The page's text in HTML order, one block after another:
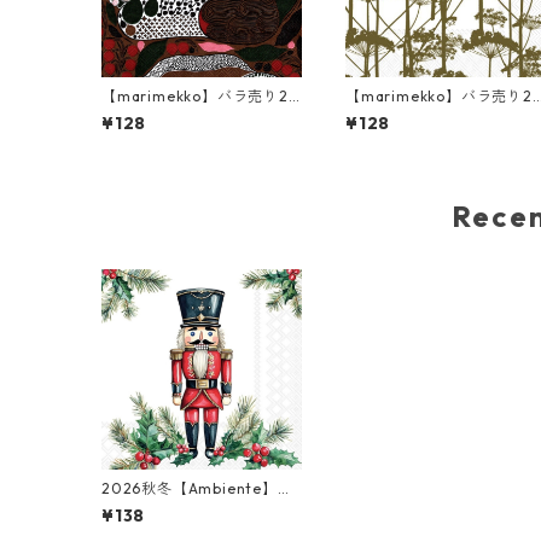
【marimekko】バラ売り2
枚 ランチサイズ ペーパーナ
プキン RUSAKKO ブラウンx
¥128
【marimekko】バラ売り2
枚 ランチサイズ ペーパーナ
プキン PUTKINOTKO オリ
¥128
2026秋冬【Ambiente】バ
ラ売り2枚 ランチサイズ ペ
ーパーナプキン Wooden Nu
¥138